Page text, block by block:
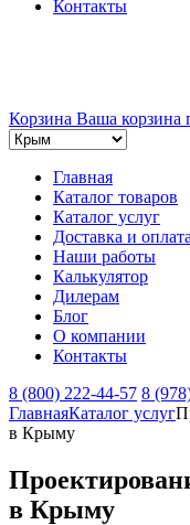
Контакты
Корзина Ваша корзина
Главная
Каталог товаров
Каталог услуг
Доставка и оплата
Наши работы
Калькулятор
Дилерам
Блог
О компании
Контакты
8 (800) 222-44-57 8
ГлавнаяКаталог услуг
в Крыму
в Крыму